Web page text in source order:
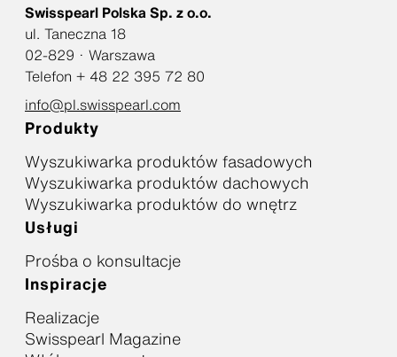
Swisspearl Polska Sp. z o.o.
ul. Taneczna 18
02-829 · Warszawa
Telefon + 48 22 395 72 80
info@pl.swisspearl.com
Produkty
Wyszukiwarka produktów fasadowych
Wyszukiwarka produktów dachowych
Wyszukiwarka produktów do wnętrz
Usługi
Prośba o konsultacje
Inspiracje
Realizacje
Swisspearl Magazine